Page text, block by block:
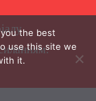
the best
use this site we
it.